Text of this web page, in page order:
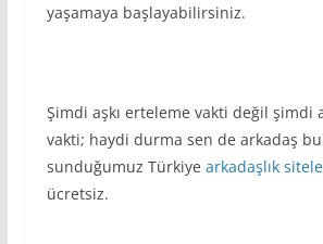
yaşamaya başlayabilirsiniz.
Şimdi aşkı erteleme vakti değil şimdi
vakti; haydi durma sen de arkadaş
sunduğumuz Türkiye arkadaşlık
ücretsiz.